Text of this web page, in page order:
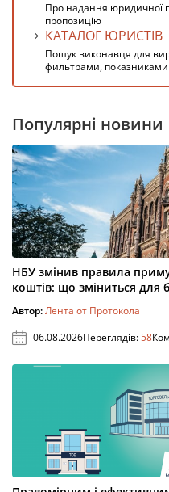
Про надання юридичної
пропозицію
КАТАЛОГ ЮРИСТІВ
Пошук виконавця для
фильтрами,
Популярні новини
НБУ змінив правила
коштів: що зміниться для
Автор:Лента от Протокола
06.08.2026Переглядів:58